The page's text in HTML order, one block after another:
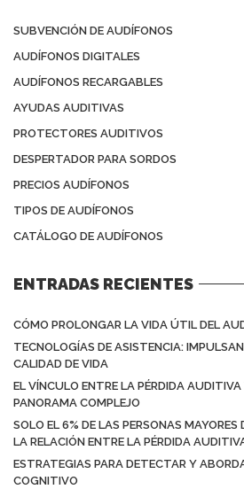
SUBVENCIÓN DE AUDÍFONOS
AUDÍFONOS DIGITALES
AUDÍFONOS RECARGABLES
AYUDAS AUDITIVAS
PROTECTORES AUDITIVOS
DESPERTADOR PARA SORDOS
PRECIOS AUDÍFONOS
TIPOS DE AUDÍFONOS
CATÁLOGO DE AUDÍFONOS
ENTRADAS RECIENTES
CÓMO PROLONGAR LA VIDA ÚTIL DEL
TECNOLOGÍAS DE ASISTENCIA:
CALIDAD DE VIDA
EL VÍNCULO ENTRE LA PÉRDIDA
PANORAMA COMPLEJO
SOLO EL 6% DE LAS PERSONAS MAYORES
LA RELACIÓN ENTRE LA PÉRDIDA
ESTRATEGIAS PARA DETECTAR Y
COGNITIVO